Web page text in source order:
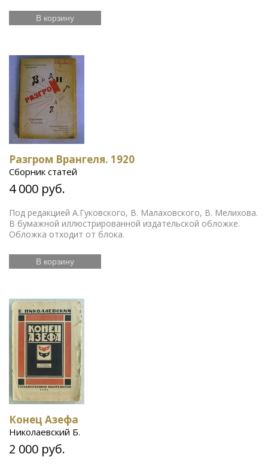
В корзину
Разгром Врангеля. 1920
Сборник статей
4 000 руб.
Под редакцией А.Гуковского, В. Малаховского, В. Мелихова.
В бумажной иллюстрированной издательской обложке.
Обложка отходит от блока.
В корзину
Конец Азефа
Николаевский Б.
2 000 руб.